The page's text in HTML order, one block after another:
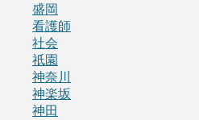
盛岡
看護師
社会
祇園
神奈川
神楽坂
神田